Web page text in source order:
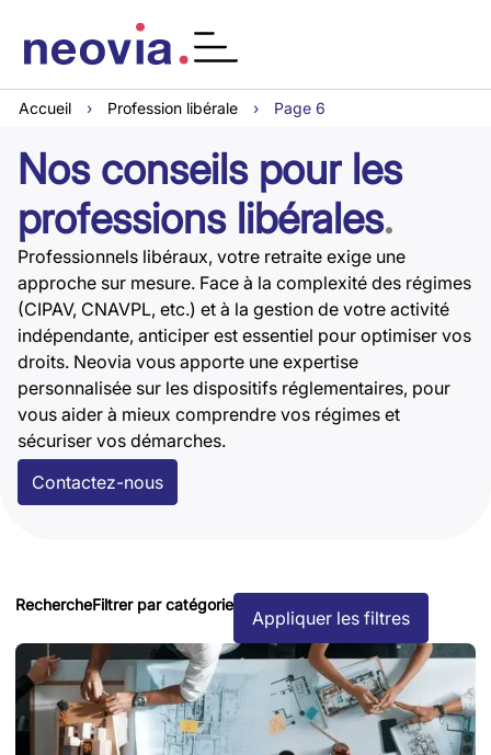
Accueil › Profession libérale › Page 6
Nos conseils pour les
professions libérales.
Professionnels libéraux, votre retraite exige une
approche sur mesure. Face à la complexité des régimes
(CIPAV, CNAVPL, etc.) et à la gestion de votre activité
indépendante, anticiper est essentiel pour optimiser vos
droits. Neovia vous apporte une expertise
personnalisée sur les dispositifs réglementaires, pour
vous aider à mieux comprendre vos régimes et
sécuriser vos démarches.
Contactez-nous
RechercheFiltrer par catégorie
Appliquer les filtres